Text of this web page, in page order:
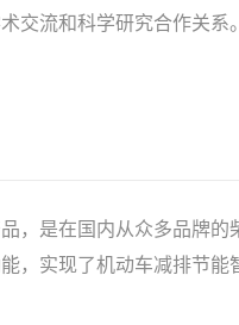
交流和科学研究合作关
，是在国内从众多品牌
，实现了机动车减排节能